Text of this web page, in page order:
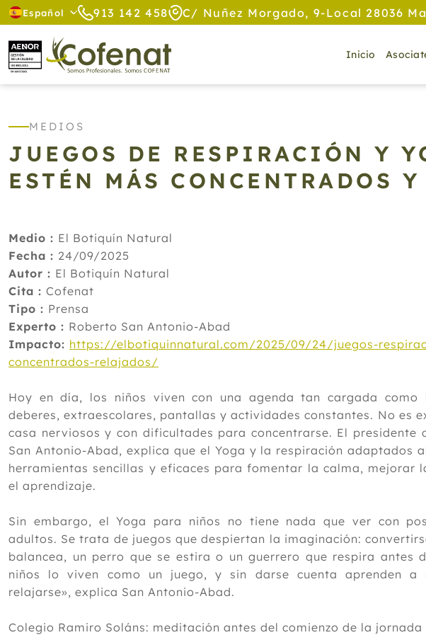
Español 913 142 458 C/ Nuñez Morgado, 9-Local 28036
Inicio
MEDIOS
JUEGOS DE RESPIRACIÓN Y
ESTÉN MÁS CONCENTRADOS
Medio : El Botiquín Natural
Fecha : 24/09/2025
Autor : El Botiquín Natural
Cita : Cofenat
Tipo : Prensa
Experto : Roberto San Antonio-Abad
Impacto: https://elbotiquinnatural.com/2025/09/24/juegos-
concentrados-relajados/
Hoy en día, los niños viven con una agenda tan cargada como
deberes, extraescolares, pantallas y actividades constantes. No es
casa nerviosos y con dificultades para concentrarse. El presidente
San Antonio-Abad, explica que el Yoga y la respiración adaptados
herramientas sencillas y eficaces para fomentar la calma, mejorar
el aprendizaje.
Sin embargo, el Yoga para niños no tiene nada que ver con
adultos. Se trata de juegos que despiertan la imaginación:
balancea, un perro que se estira o un guerrero que respira antes
niños lo viven como un juego, y sin darse cuenta aprenden
relajarse», explica San Antonio-Abad.
Colegio Ramiro Soláns: meditación antes del comienzo de la jornada